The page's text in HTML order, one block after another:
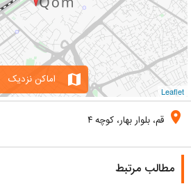
Leaflet
map اماکن نزدیک
location_on قم، بلوار بهار، کوچه ۴
مطالب مرتبط